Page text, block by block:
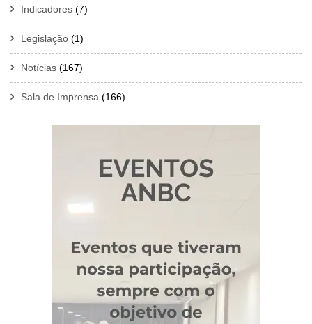
Indicadores (7)
Legislação (1)
Notícias (167)
Sala de Imprensa (166)